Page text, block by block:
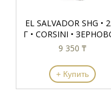
EL SALVADOR SHG •
Г • CORSINI •
9 350 ₸
+ Купить